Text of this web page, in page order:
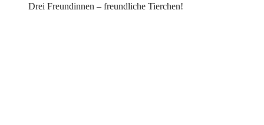
Drei Freundinnen – freundliche Tierchen!